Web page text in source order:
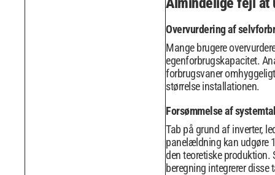
Overvurdering af
Mange brugere
egenforbrugskapacitet.
forbrugsvaner
størrelse installationen.
Forsømmelse af
Tab på grund af inverter,
panelældning kan udgøre
den teoretiske produktion.
beregning integrerer disse